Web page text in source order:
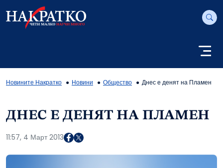
Новините Накратко Новини Общество Днес е денят на Пламен
ДНЕС Е ДЕНЯТ НА ПЛАМЕН
11:57, 4 Март 2013